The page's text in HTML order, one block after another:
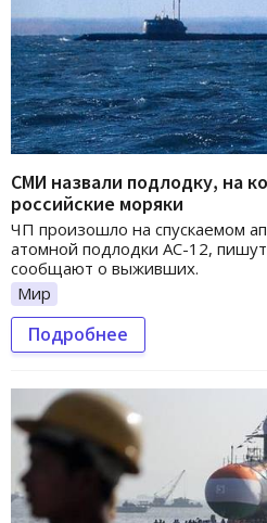
СМИ назвали подлодку, на
российские моряки
ЧП произошло на спускаемом
атомной подлодки АС-12,
сообщают о выживших.
Мир
Подробнее